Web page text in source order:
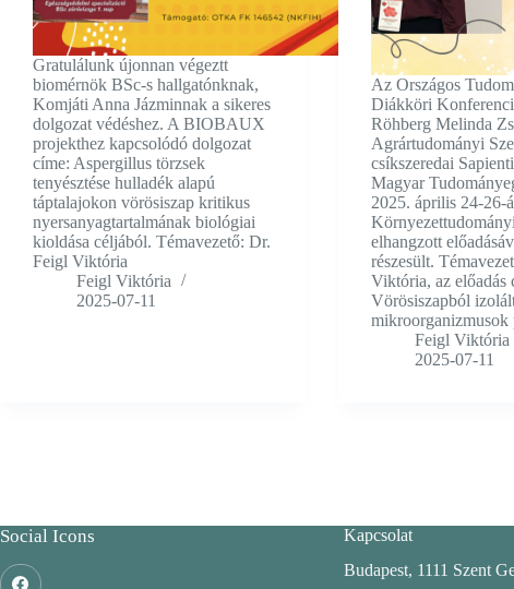
Gratulálunk újonnan végeztt
biomérnök BSc-s hallgatónknak,
Komjáti Anna Jázminnak a sikeres
dolgozat védéshez. A BIOBAUX
projekthez kapcsolódó dolgozat
címe: Aspergillus törzsek
tenyésztése hulladék alapú
táptalajokon vörösiszap kritikus
nyersanyagtartalmának biológiai
kioldása céljából. Témavezető: Dr.
Feigl Viktória
Feigl Viktória
2025-07-11
Az Országos
Diákköri
Röhberg Melinda
Agrártudományi
csíkszeredai
Magyar
2025. április 24-26-
elhangzott
részesült.
Viktória, az előadás
Vörösiszapból
Feigl Viktória
2025-07-11
Social Icons
Kapcsolat
Budapest, 1111 Szent